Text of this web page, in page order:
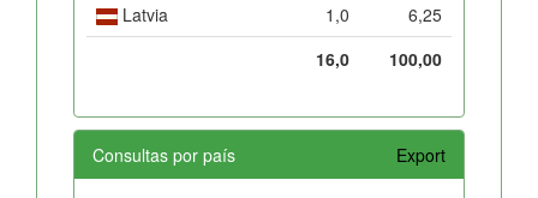
Latvia
1,0
6,25
16,0
100,00
Consultas por país Export